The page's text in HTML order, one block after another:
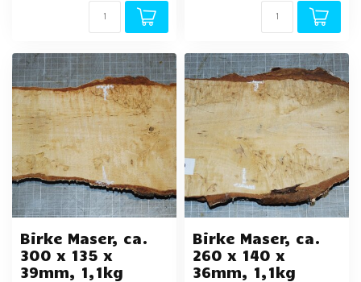
Birke Maser, ca.
300 x 135 x
39mm, 1,1kg
Birke Maser, ca.
260 x 140 x
36mm, 1,1kg